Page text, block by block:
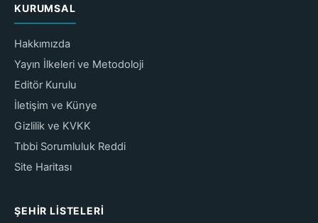
KURUMSAL
Hakkımızda
Yayın İlkeleri ve Metodoloji
Editör Kurulu
İletişim ve Künye
Gizlilik ve KVKK
Tıbbi Sorumluluk Reddi
Site Haritası
ŞEHIR LISTELERI